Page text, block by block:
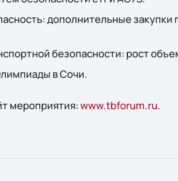
дополнительные
безопасности: рост
в Сочи.
мероприятия:www.tbforum.ru.